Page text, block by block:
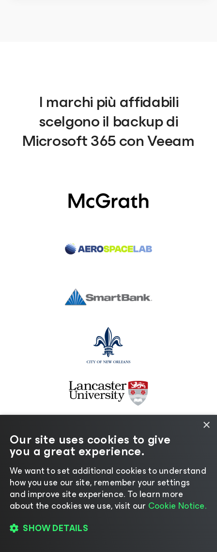
I marchi più affidabili
scelgono il backup di
Microsoft 365 con Veeam
×
Our site uses cookies to give
you a great experience.
We want to set additional cookies to understand
how you use our site, remember your settings
and improve site experience. ​To learn more
about the cookies we use, visit our Cookie Notice.
SHOW DETAILS